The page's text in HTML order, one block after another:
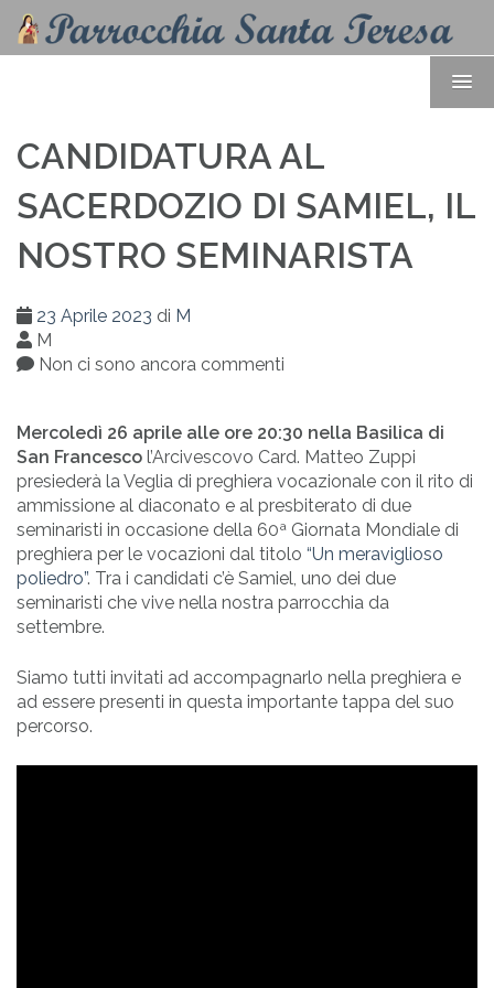
CANDIDATURA AL
SACERDOZIO DI SAMIEL, IL
NOSTRO SEMINARISTA
23 Aprile 2023 di M
M
Non ci sono ancora commenti
Mercoledì 26 aprile alle ore 20:30 nella Basilica di
San Francesco l’Arcivescovo Card. Matteo Zuppi
presiederà la Veglia di preghiera vocazionale con il rito di
ammissione al diaconato e al presbiterato di due
seminaristi in occasione della 60ª Giornata Mondiale di
preghiera per le vocazioni dal titolo “Un meraviglioso
poliedro”. Tra i candidati c’è Samiel, uno dei due
seminaristi che vive nella nostra parrocchia da
settembre.
Siamo tutti invitati ad accompagnarlo nella preghiera e
ad essere presenti in questa importante tappa del suo
percorso.